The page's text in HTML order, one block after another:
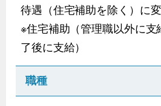
待遇（住宅補助を除く）に
※住宅補助（管理職以外に
了後に支給）
職種